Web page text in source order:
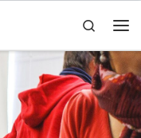
Search